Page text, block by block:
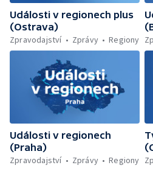
Události v regionech plus
(Ostrava)
Zpravodajství
Zprávy Regiony
Události v regionech
(Praha)
Zpravodajství
Zprávy Regiony